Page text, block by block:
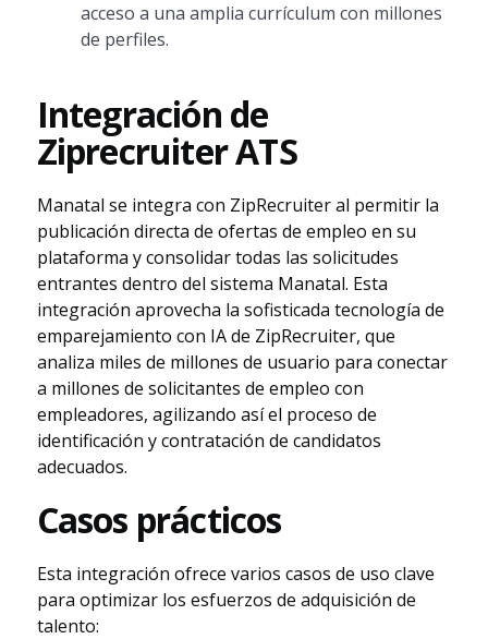
acceso a una amplia currículum con millones
de perfiles.
Integración de
Ziprecruiter ATS
Manatal se integra con ZipRecruiter al permitir la
publicación directa de ofertas de empleo en su
plataforma y consolidar todas las solicitudes
entrantes dentro del sistema Manatal. Esta
integración aprovecha la sofisticada tecnología de
emparejamiento con IA de ZipRecruiter, que
analiza miles de millones de usuario para conectar
a millones de solicitantes de empleo con
empleadores, agilizando así el proceso de
identificación y contratación de candidatos
adecuados.
Casos prácticos
Esta integración ofrece varios casos de uso clave
para optimizar los esfuerzos de adquisición de
talento: